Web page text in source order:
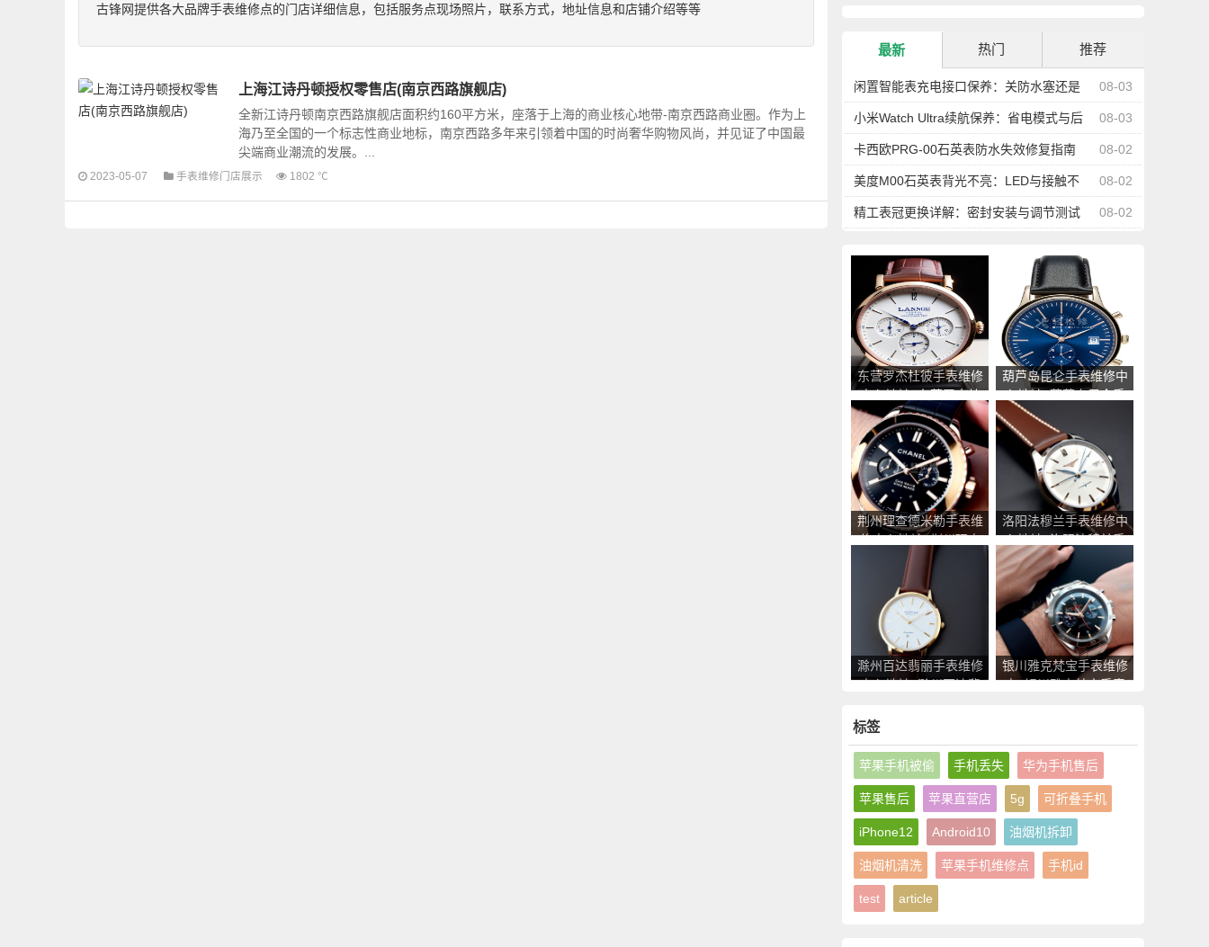
最新 热门 推荐
08-03
闲置智能表充电接口保养：关防水塞还是
防尘更重要 08-03
小米Watch Ultra续航保养：省电模式与后
台管理 08-02
卡西欧PRG-00石英表防水失效修复指南
08-02
美度M00石英表背光不亮：LED与接触不
良修复 08-02
精工表冠更换详解：密封安装与调节测试
东营罗杰杜彼手表维修
中心地址_东营罗杰杜
彼手表售后服务点查询
葫芦岛昆仑手表维修中
心地址_葫芦岛昆仑手
表售后服务点查询
荆州理查德米勒手表维
修中心地址_荆州理查
德米勒手表售后服务点
查询
洛阳法穆兰手表维修中
心地址_洛阳法穆兰手
表售后服务点查询
滁州百达翡丽手表维修
中心地址_滁州百达翡
银川雅克梵宝手表维修
点_银川雅克梵宝手表
标签
苹果手机被偷 手机丢失 华为手机售后
苹果售后 苹果直营店 5g 可折叠手机
iPhone12 Android10 油烟机拆卸
油烟机清洗 苹果手机维修点 手机id
test article
古锋网提供各大品牌手表维修点的门店详细信息，包括服务点现场照片，联系方式，地址信息和店铺介绍等等
上海江诗丹顿授权零售店(南京西路旗舰店)
全新江诗丹顿南京西路旗舰店面积约160平方米，座落于上海的商业核心地带-南京西路商业圈。作为上
海乃至全国的一个标志性商业地标，南京西路多年来引领着中国的时尚奢华购物风尚，并见证了中国最
尖端商业潮流的发展。...
2023-05-07 手表维修门店展示 1802 ℃